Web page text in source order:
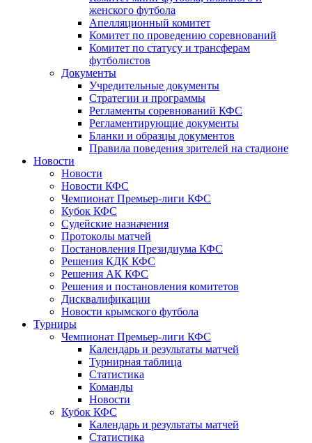
женского футбола
Апелляционный комитет
Комитет по проведению соревнований
Комитет по статусу и трансферам
футболистов
Документы
Учредительные документы
Стратегии и программы
Регламенты соревнований КФС
Регламентирующие документы
Бланки и образцы документов
Правила поведения зрителей на стадионе
Новости
Новости
Новости КФС
Чемпионат Премьер-лиги КФС
Кубок КФС
Судейские назначения
Протоколы матчей
Постановления Президиума КФС
Решения КДК КФС
Решения АК КФС
Решения и постановления комитетов
Дисквалификации
Новости крымского футбола
Турниры
Чемпионат Премьер-лиги КФС
Календарь и результаты матчей
Турнирная таблица
Статистика
Команды
Новости
Кубок КФС
Календарь и результаты матчей
Статистика